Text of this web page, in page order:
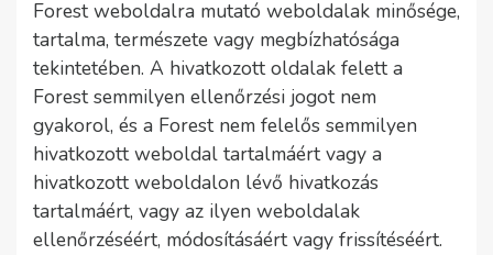
Forest weboldalra mutató weboldalak minősége,
tartalma, természete vagy megbízhatósága
tekintetében. A hivatkozott oldalak felett a
Forest semmilyen ellenőrzési jogot nem
gyakorol, és a Forest nem felelős semmilyen
hivatkozott weboldal tartalmáért vagy a
hivatkozott weboldalon lévő hivatkozás
tartalmáért, vagy az ilyen weboldalak
ellenőrzéséért, módosításáért vagy frissítéséért.